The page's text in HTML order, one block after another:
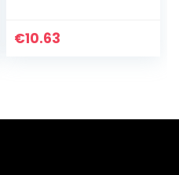
autolak, reparatie,
€10.63